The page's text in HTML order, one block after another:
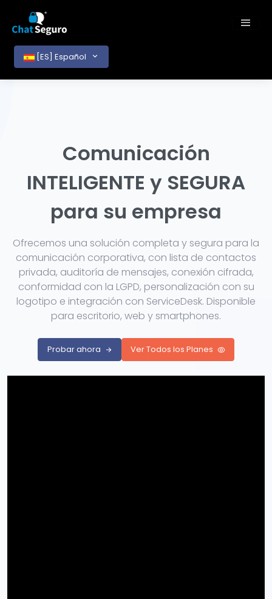
[ES] Español
Comunicación
INTELIGENTE y SEGURA
para su empresa
Ofrecemos una solución completa y segura para la
comunicación corporativa, con lista de contactos
privada, auditoría de mensajes, conexión cifrada,
conformidad con la LGPD, personalización con su
logotipo e integración con ServiceDesk. Disponible
para escritorio, web y smartphones.
Probar ahora Ver Todos los Planes